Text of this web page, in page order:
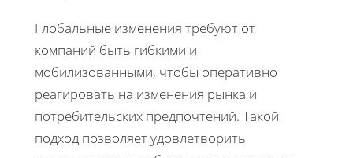
Глобальные изменения требуют от
компаний быть гибкими и
мобилизованными, чтобы оперативно
реагировать на изменения рынка и
потребительских предпочтений. Такой
подход позволяет удовлетворить